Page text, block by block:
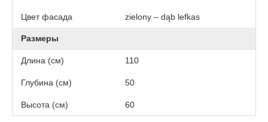
Цвет фасада zielony – dąb lefkas
Размеры
Длина (см) 110
Глубина (см) 50
Высота (см) 60